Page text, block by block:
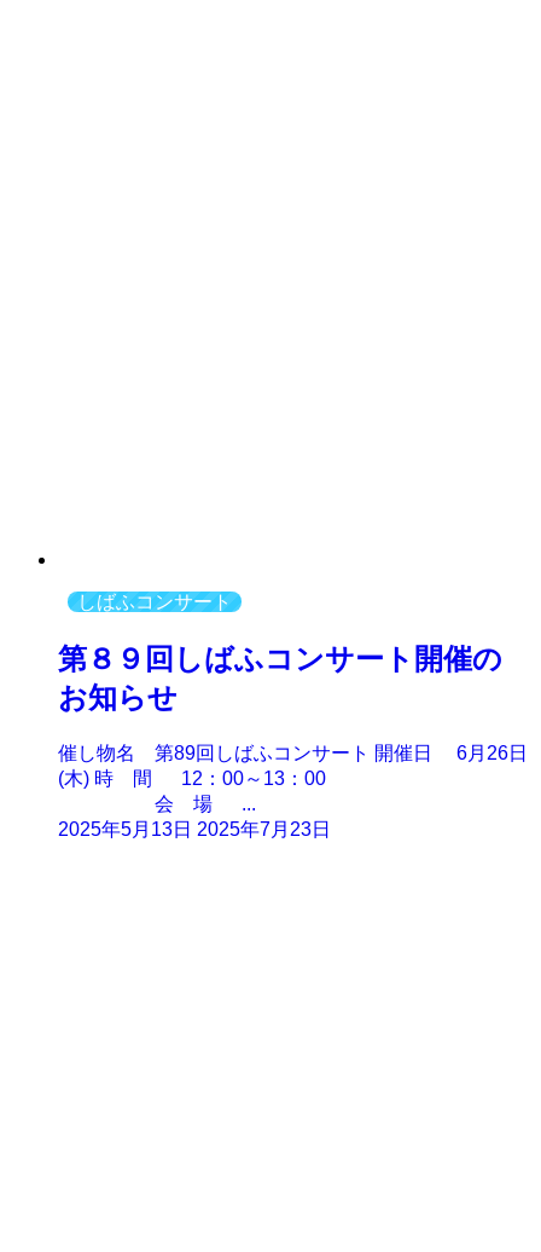
しばふコンサート
第８９回しばふコンサート開催の
お知らせ
催し物名 第89回しばふコンサート 開催日 6月26日
(木) 時 間 12：00～13：00
会 場 ...
2025年5月13日 2025年7月23日